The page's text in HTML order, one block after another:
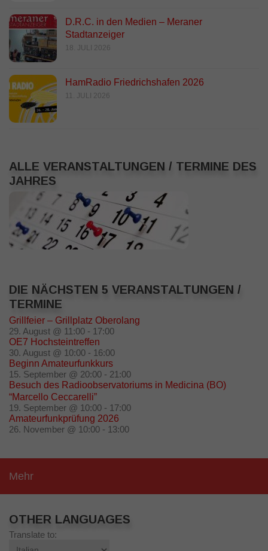
D.R.C. in den Medien – Meraner
Stadtanzeiger
18. JULI 2026
HamRadio Friedrichshafen 2026
11. JULI 2026
ALLE VERANSTALTUNGEN / TERMINE DES
JAHRES
DIE NÄCHSTEN 5 VERANSTALTUNGEN /
TERMINE
Grillfeier – Grillplatz Oberolang
29. August @ 11:00 - 17:00
OE7 Hochsteintreffen
30. August @ 10:00 - 16:00
Beginn Amateurfunkkurs
15. September @ 20:00 - 21:00
Besuch des Radioobservatoriums in Medicina (BO)
“Marcello Ceccarelli”
19. September @ 10:00 - 17:00
Amateurfunkprüfung 2026
26. November @ 10:00 - 13:00
Mehr
OTHER LANGUAGES
Translate to: